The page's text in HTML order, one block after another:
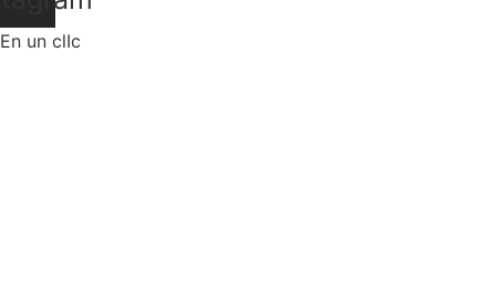
En un clIc